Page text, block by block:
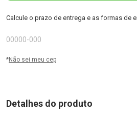
Calcule o prazo de entrega e as formas de
*Não sei meu cep
Detalhes do produto